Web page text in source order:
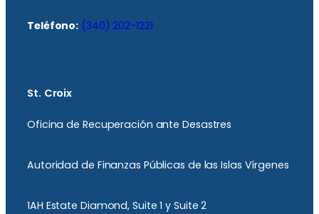
Teléfono: (340) 202-1221
St. Croix
Oficina de Recuperación ante Desastres
Autoridad de Finanzas Públicas de las Islas Vírgenes
1AH Estate Diamond, Suite 1 y Suite 2